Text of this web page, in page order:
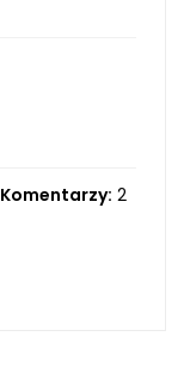
Komentarzy: 2